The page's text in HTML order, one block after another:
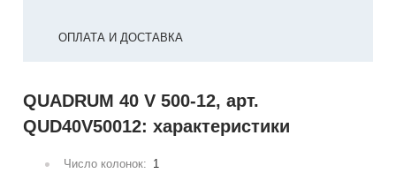
ОПЛАТА И ДОСТАВКА
QUADRUM 40 V 500-12, арт.
QUD40V50012: характеристики
Число колонок: 1